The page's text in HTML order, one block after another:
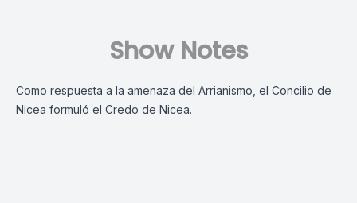
Show Notes
Como respuesta a la amenaza del Arrianismo, el Concilio de
Nicea formuló el Credo de Nicea.